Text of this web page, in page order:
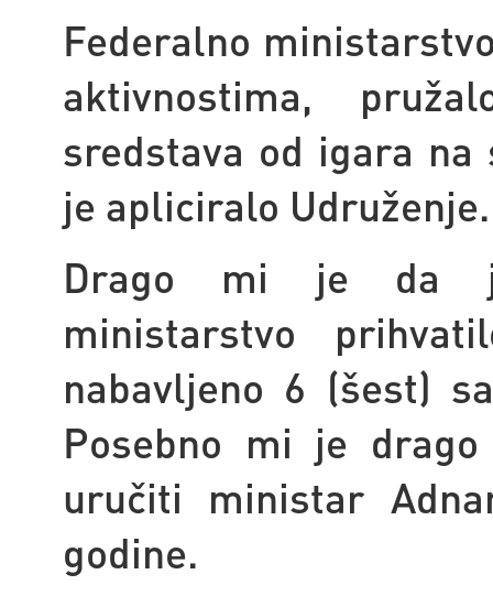
Federalno
aktivnostima,
sredstava od igara
je apliciralo Udruženje.
Drago mi je da
ministarstvo
nabavljeno 6 (šest)
Posebno mi je
uručiti ministar
godine.